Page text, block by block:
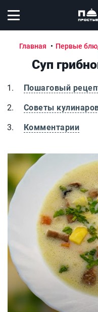
Открыть меню
Главная Первые
Суп
Пошаговый
Советы
Комментарии
Суп грибной в